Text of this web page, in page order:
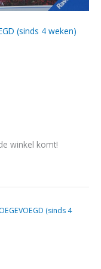
(sinds 4 weken)
winkel komt!
(sinds 4